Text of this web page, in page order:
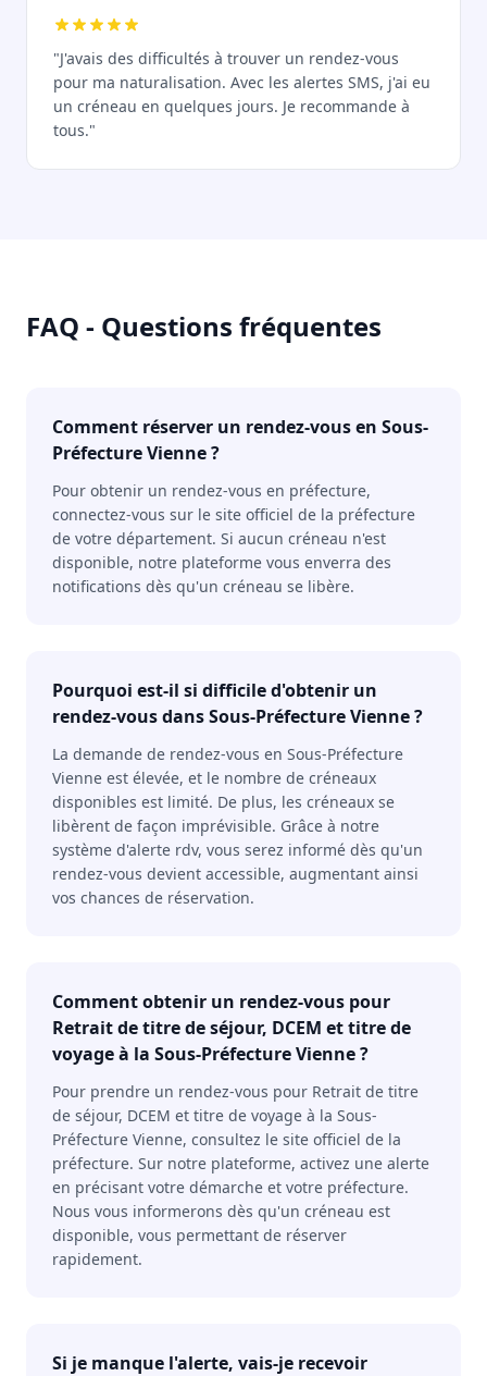
"J'avais des difficultés à trouver un rendez-vous
pour ma naturalisation. Avec les alertes SMS, j'ai eu
un créneau en quelques jours. Je recommande à
tous."
FAQ - Questions fréquentes
Comment réserver un rendez-vous en Sous-
Préfecture Vienne ?
Pour obtenir un rendez-vous en préfecture,
connectez-vous sur le site officiel de la préfecture
de votre département. Si aucun créneau n'est
disponible, notre plateforme vous enverra des
notifications dès qu'un créneau se libère.
Pourquoi est-il si difficile d'obtenir un
rendez-vous dans Sous-Préfecture Vienne ?
La demande de rendez-vous en Sous-Préfecture
Vienne est élevée, et le nombre de créneaux
disponibles est limité. De plus, les créneaux se
libèrent de façon imprévisible. Grâce à notre
système d'alerte rdv, vous serez informé dès qu'un
rendez-vous devient accessible, augmentant ainsi
vos chances de réservation.
Comment obtenir un rendez-vous pour
Retrait de titre de séjour, DCEM et titre de
voyage à la Sous-Préfecture Vienne ?
Pour prendre un rendez-vous pour Retrait de titre
de séjour, DCEM et titre de voyage à la Sous-
Préfecture Vienne, consultez le site officiel de la
préfecture. Sur notre plateforme, activez une alerte
en précisant votre démarche et votre préfecture.
Nous vous informerons dès qu'un créneau est
disponible, vous permettant de réserver
rapidement.
Si je manque l'alerte, vais-je recevoir